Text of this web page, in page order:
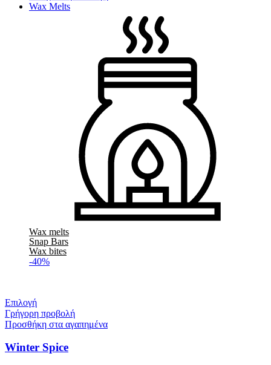
Wax Melts
Wax melts
Snap Bars
Wax bites
-40%
Επιλογή
Γρήγορη προβολή
Προσθήκη στα αγαπημένα
Winter Spice